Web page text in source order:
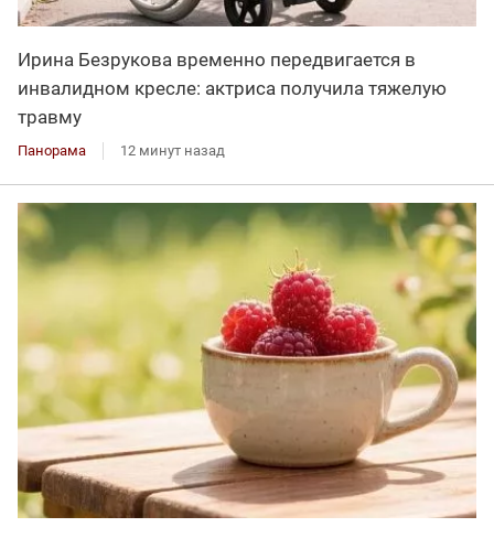
Ирина Безрукова временно передвигается в
инвалидном кресле: актриса получила тяжелую
травму
Панорама 12 минут назад